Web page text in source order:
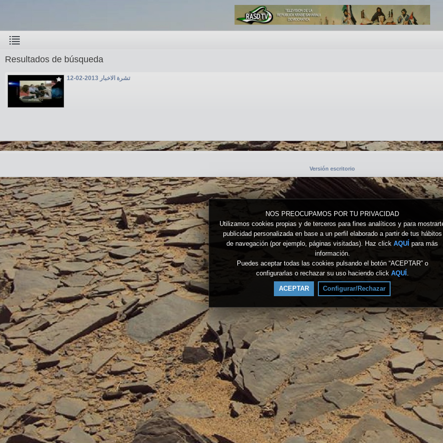
NOS PREOCUPAMOS POR TU PRIVACIDAD
Utilizamos cookies propias y de terceros para fines analíticos y para
publicidad personalizada en base a un perfil elaborado a partir de tus hábitos
de navegación (por ejemplo, páginas visitadas). Haz click AQUÍ para más
información.
Puedes aceptar todas las cookies pulsando el botón “ACEPTAR” o
configurarlas o rechazar su uso haciendo click AQUÍ .
ACEPTAR Configurar/Rechazar
Resultados de búsqueda
تشرة الاخبار 2013-02-12
Versión escritorio